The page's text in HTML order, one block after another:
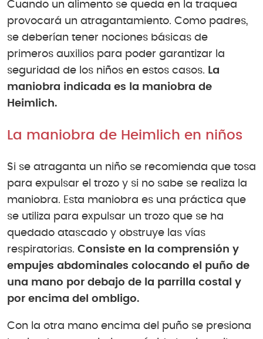
Cuando un alimento se queda en la traquea
provocará un atragantamiento. Como padres,
se deberían tener nociones básicas de
primeros auxilios para poder garantizar la
seguridad de los niños en estos casos. La
maniobra indicada es la maniobra de
Heimlich.
La maniobra de Heimlich en niños
Si se atraganta un niño se recomienda que tosa
para expulsar el trozo y si no sabe se realiza la
maniobra. Esta maniobra es una práctica que
se utiliza para expulsar un trozo que se ha
quedado atascado y obstruye las vías
respiratorias. Consiste en la comprensión y
empujes abdominales colocando el puño de
una mano por debajo de la parrilla costal y
por encima del ombligo.
Con la otra mano encima del puño se presiona